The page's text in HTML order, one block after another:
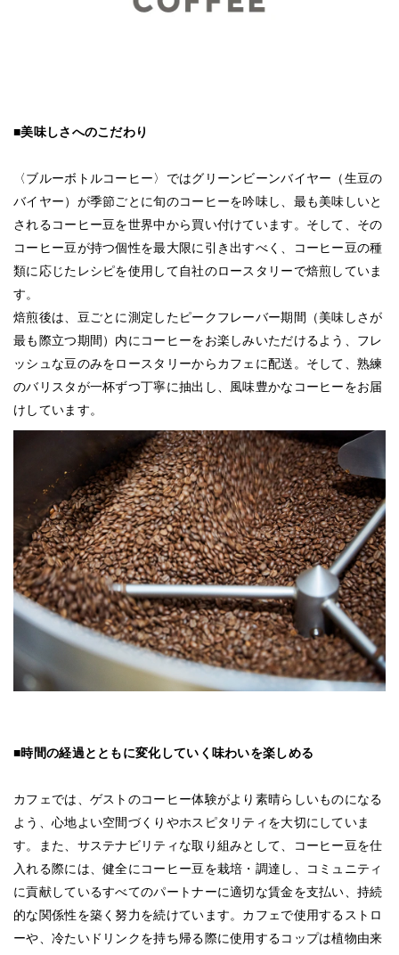
■美味しさへのこだわり
〈ブルーボトルコーヒー〉ではグリーンビーンバイヤー（生豆の
バイヤー）が季節ごとに旬のコーヒーを吟味し、最も美味しいと
されるコーヒー豆を世界中から買い付けています。そして、その
コーヒー豆が持つ個性を最大限に引き出すべく、コーヒー豆の種
類に応じたレシピを使用して自社のロースタリーで焙煎していま
す。
焙煎後は、豆ごとに測定したピークフレーバー期間（美味しさが
最も際立つ期間）内にコーヒーをお楽しみいただけるよう、フレ
ッシュな豆のみをロースタリーからカフェに配送。そして、熟練
のバリスタが一杯ずつ丁寧に抽出し、風味豊かなコーヒーをお届
けしています。
■時間の経過とともに変化していく味わいを楽しめる
カフェでは、ゲストのコーヒー体験がより素晴らしいものになる
よう、心地よい空間づくりやホスピタリティを大切にしていま
す。また、サステナビリティな取り組みとして、コーヒー豆を仕
入れる際には、健全にコーヒー豆を栽培・調達し、コミュニティ
に貢献しているすべてのパートナーに適切な賃金を支払い、持続
的な関係性を築く努力を続けています。カフェで使用するストロ
ーや、冷たいドリンクを持ち帰る際に使用するコップは植物由来